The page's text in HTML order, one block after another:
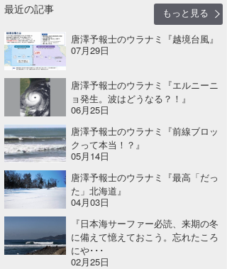
最近の記事
もっと見る
唐澤予報士のウラナミ『越境台風』
07月29日
唐澤予報士のウラナミ『エルニーニ
ョ発生。波はどうなる？！』
06月25日
唐澤予報士のウラナミ『前線ブロッ
クって本当！？』
05月14日
唐澤予報士のウラナミ『最高「だっ
た」北海道』
04月03日
『日本海サーファー必読、来期の冬
に備えて憶えておこう。忘れたころ
にや･･･
02月25日
予報士 hiro.
banpaku
Mr.K
chappy
Romisea